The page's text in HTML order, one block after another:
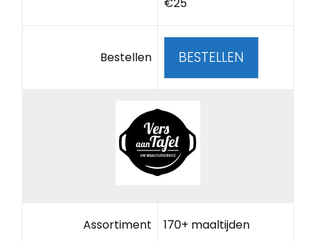
Bestellen BESTELLEN
Assortiment 170+ maaltijden